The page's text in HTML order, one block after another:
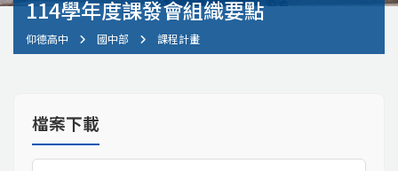
114學年度課發會組織要點
仰德高中 國中部 課程計畫
檔案下載